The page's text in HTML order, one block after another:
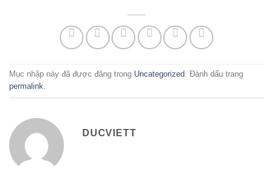
Mục nhập này đã được đăng trong Uncategorized. Đánh dấu trang
permalink.
DUCVIETT